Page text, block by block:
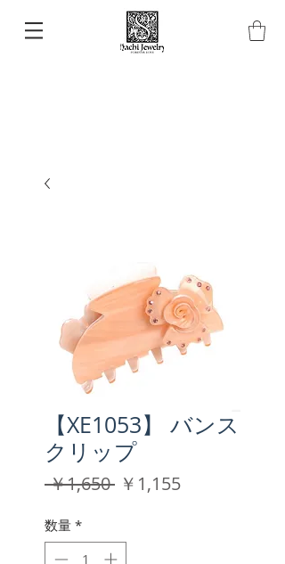
【XE1053】 バンス
クリップ
￥1,650 通
格
￥1,155セ
数量 *